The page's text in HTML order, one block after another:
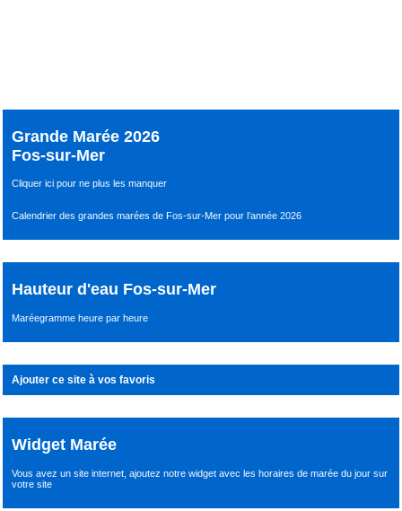
Grande Marée 2026
Fos-sur-Mer
Cliquer ici pour ne plus les manquer
Calendrier des grandes marées de Fos-sur-Mer pour l’année 2026
Hauteur d'eau Fos-sur-Mer
Maréegramme heure par heure
Ajouter ce site à vos favoris
Widget Marée
Vous avez un site internet,ajoutez notre widget avec les horaires de marée du joursur
votre site